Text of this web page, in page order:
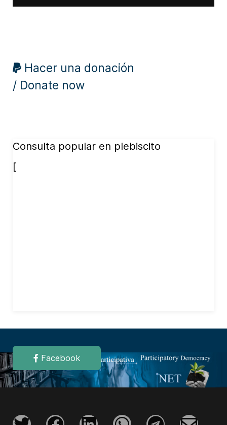
Hacer una donación
/ Donate now
Consulta popular en plebiscito
[
Facebook